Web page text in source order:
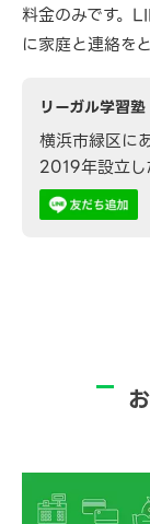
料金のみです。
に家庭と連絡を
リーガル学習塾
横浜市緑区に
2019年設立し